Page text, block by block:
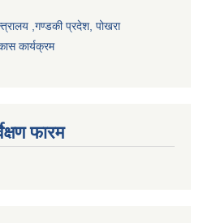
,गण्डकी प्रदेश, पोखरा
कार्यक्रम
फारम